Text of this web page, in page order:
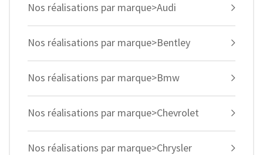
Nos réalisations par marque>Audi
Nos réalisations par marque>Bentley
Nos réalisations par marque>Bmw
Nos réalisations par marque>Chevrolet
Nos réalisations par marque>Chrysler